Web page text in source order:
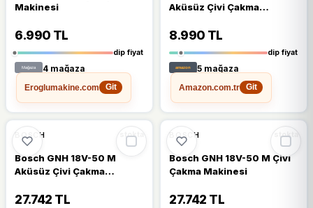
Makinesi
6.990 TL
dip fiyat
4 mağaza
Eroglumakine.com
Git
Aküsüz Çivi Çakma
8.990 TL
dip fiyat
5 mağaza
Amazon.com.tr
Git
%39 %39 DÜŞTÜ
BOSCH stokta
Bosch GNH 18V-50 M
Aküsüz Çivi Çakma
27.742 TL
%39 %39 DÜŞTÜ
BOSCH stokta
Bosch GNH 18V-50 M Çivi
Çakma Makinesi
27.742 TL